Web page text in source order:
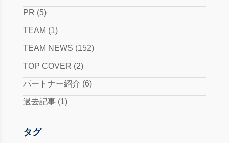
PR (5)
TEAM (1)
TEAM NEWS (152)
TOP COVER (2)
パートナー紹介 (6)
過去記事(1)
タグ